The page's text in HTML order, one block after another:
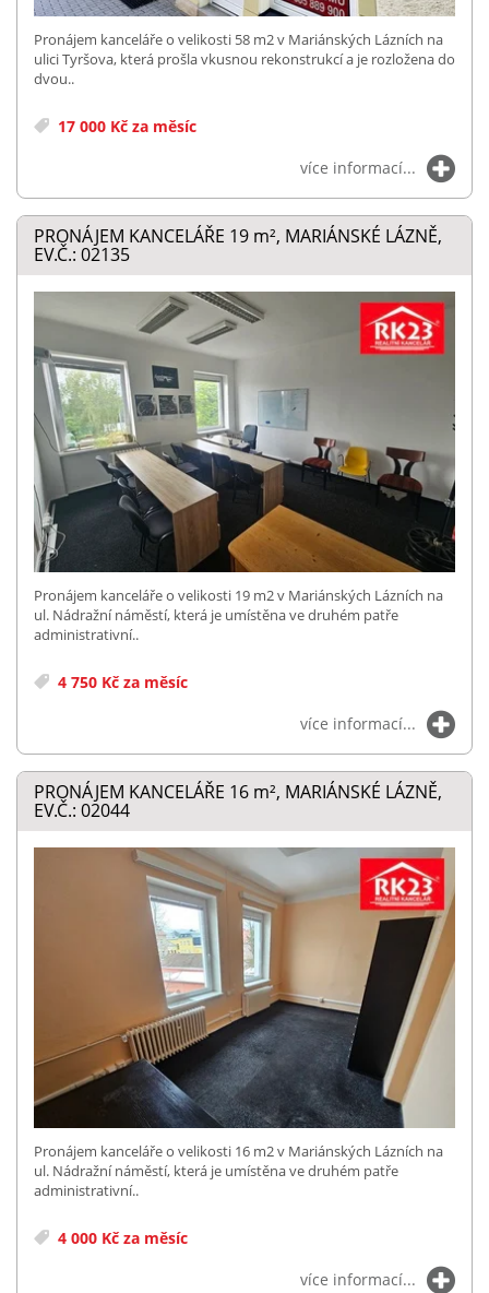
Pronájem kanceláře o velikosti 58 m2 v Mariánských Lázních na
ulici Tyršova, která prošla vkusnou rekonstrukcí a je rozložena do
dvou..
17 000 Kč za měsíc
více informací...
PRONÁJEM KANCELÁŘE 19 m², MARIÁNSKÉ LÁZNĚ,
EV.Č.: 02135
Pronájem kanceláře o velikosti 19 m2 v Mariánských Lázních na
ul. Nádražní náměstí, která je umístěna ve druhém patře
administrativní..
4 750 Kč za měsíc
více informací...
PRONÁJEM KANCELÁŘE 16 m², MARIÁNSKÉ LÁZNĚ,
EV.Č.: 02044
Pronájem kanceláře o velikosti 16 m2 v Mariánských Lázních na
ul. Nádražní náměstí, která je umístěna ve druhém patře
administrativní..
4 000 Kč za měsíc
více informací...